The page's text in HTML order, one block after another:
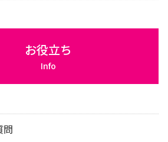
お役立ち
Info
問